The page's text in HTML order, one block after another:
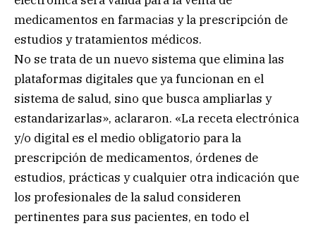
medicamentos en farmacias y la prescripción de
estudios y tratamientos médicos.
No se trata de un nuevo sistema que elimina las
plataformas digitales que ya funcionan en el
sistema de salud, sino que busca ampliarlas y
estandarizarlas», aclararon. «La receta electrónica
y/o digital es el medio obligatorio para la
prescripción de medicamentos, órdenes de
estudios, prácticas y cualquier otra indicación que
los profesionales de la salud consideren
pertinentes para sus pacientes, en todo el